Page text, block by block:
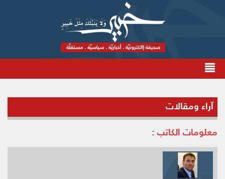
آراء ومقالات
معلومات الكاتب :